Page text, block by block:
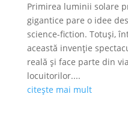
Primirea luminii solare
gigantice pare o idee
science-fiction. Totuși,
această invenție
reală și face parte din
locuitorilor....
citește mai mult